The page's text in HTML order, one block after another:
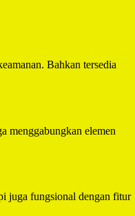
Bahkan tersedia
menggabungkan elemen
juga fungsional dengan fitur